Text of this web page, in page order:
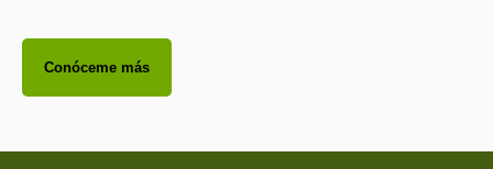
Conóceme más